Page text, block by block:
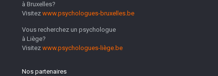
à Bruxelles?
Visitez www.psychologues-bruxelles.be
Vous recherchez un psychologue
à Liège?
Visitez www.psychologues-liège.be
Nos partenaires